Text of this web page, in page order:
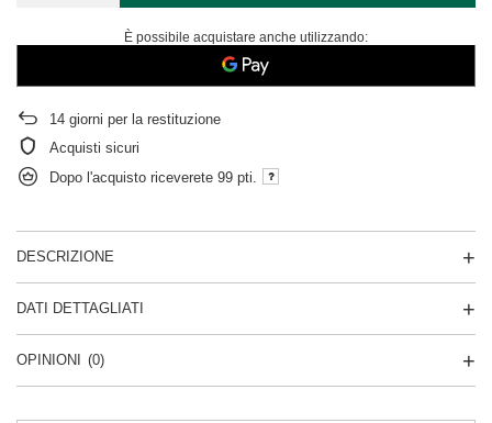
È possibile acquistare anche utilizzando:
14 giorni per la restituzione
Acquisti sicuri
Dopo l'acquisto riceverete 99 pti.
DESCRIZIONE
DATI DETTAGLIATI
OPINIONI (0)